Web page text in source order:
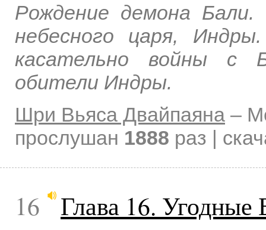
Рождение демона
небесного царя,
касательно войны с
обители Индры.
Шри Вьяса Двайпаяна –
прослушан 1888 раз |
16 Глава 16. Угодные